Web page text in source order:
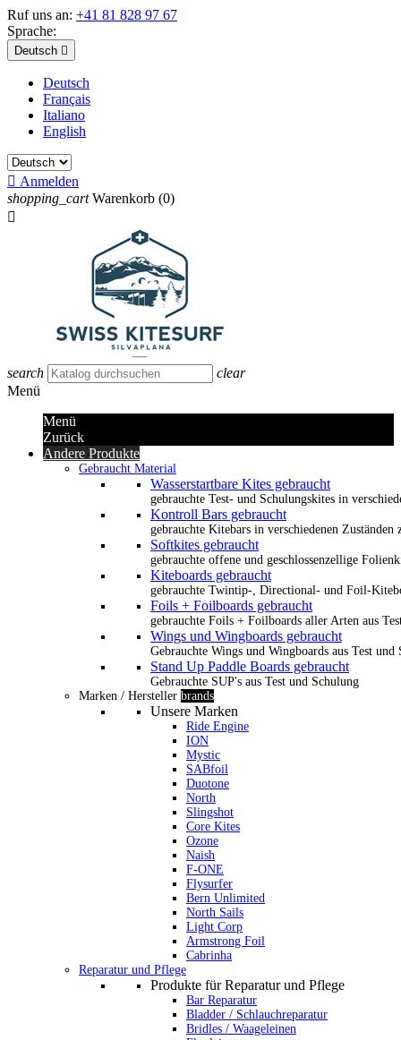
Ruf uns an: +41 81 828 97 67
Sprache:
Deutsch 
Deutsch
Français
Italiano
English
 Anmelden
shopping_cart Warenkorb (0)

search
clear
Menü
Menü
Zurück
Andere Produkte
Gebraucht Material
Wasserstartbare Kites gebraucht
gebrauchte Test- und Schulungskites in
Kontroll Bars gebraucht
gebrauchte Kitebars in verschiedenen Zuständen
Softkites gebraucht
gebrauchte offene und geschlossenzellige
Kiteboards gebraucht
gebrauchte Twintip-, Directional- und Foil-
Foils + Foilboards gebraucht
gebrauchte Foils + Foilboards aller Arten aus
Wings und Wingboards gebraucht
Gebrauchte Wings und Wingboards aus Test und
Stand Up Paddle Boards gebraucht
Gebrauchte SUP's aus Test und Schulung
Marken / Hersteller brands
Unsere Marken
Ride Engine
ION
Mystic
SABfoil
Duotone
North
Slingshot
Core Kites
Ozone
Naish
F-ONE
Flysurfer
Bern Unlimited
North Sails
Light Corp
Armstrong Foil
Cabrinha
Reparatur und Pflege
Produkte für Reparatur und Pflege
Bar Reparatur
Bladder / Schlauchreparatur
Bridles / Waageleinen